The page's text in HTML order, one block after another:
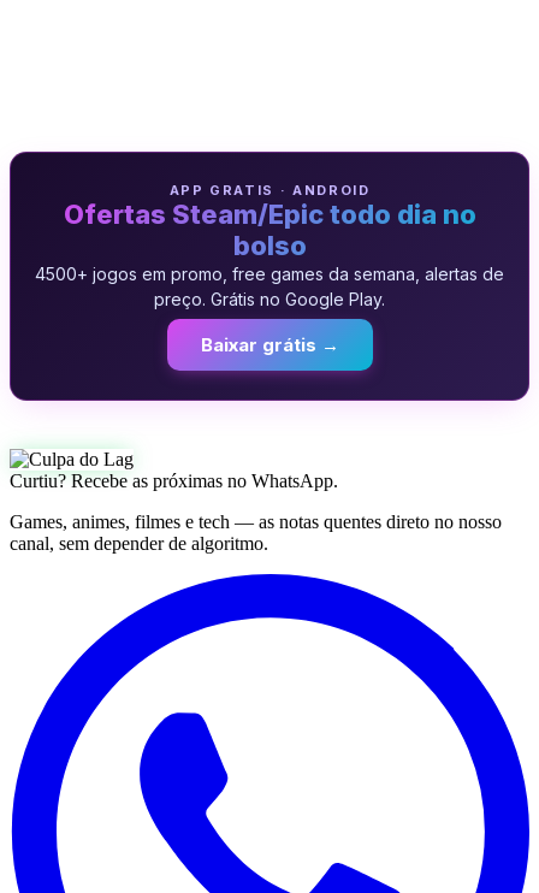
APP GRATIS · ANDROID
Ofertas Steam/Epic todo dia no
bolso
4500+ jogos em promo, free games da semana, alertas de
preço. Grátis no Google Play.
Baixar grátis →
Curtiu? Recebe as próximas no WhatsApp.
Games, animes, filmes e tech — as notas quentes direto no nosso
canal, sem depender de algoritmo.